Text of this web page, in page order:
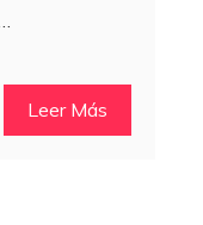
Leer Más